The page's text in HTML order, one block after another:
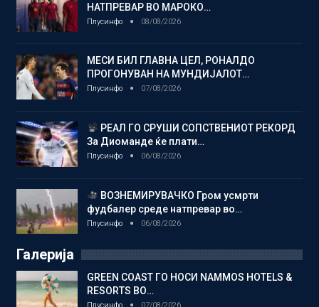
НАТПРЕВАР ВО МАРОКО…
Плусинфо 08/08/2026
МЕСИ БИЛ ГЛАВНА ЦЕЛ, РОНАЛДО
ПРОГОНУВАН НА МУНДИЈАЛОТ…
Плусинфо 07/08/2026
РЕАЛ ГО СРУШИ СОПСТВЕНИОТ РЕКОРД
За Диоманде ќе плати…
Плусинфо 06/08/2026
ВОЗНЕМИРУВАЧКО Гром усмрти
фудбалер среде натпревар во…
Плусинфо 06/08/2026
Галерија
GREEN COAST ГО НОСИ NAMMOS HOTELS &
RESORTS ВО…
Плусинфо 07/08/2026